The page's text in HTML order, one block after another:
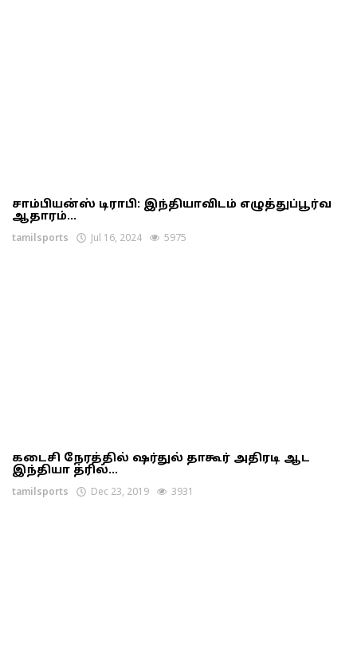
சாம்பியன்ஸ் டிராபி: இந்தியாவிடம் எழுத்துப்பூர்வ
ஆதாரம்...
tamilsports Jul 16, 2024 5975
கடைசி நேரத்தில் ஷர்துல் தாகூர் அதிரடி ஆட
இந்தியா த்ரில்...
tamilsports Dec 23, 2019 3931